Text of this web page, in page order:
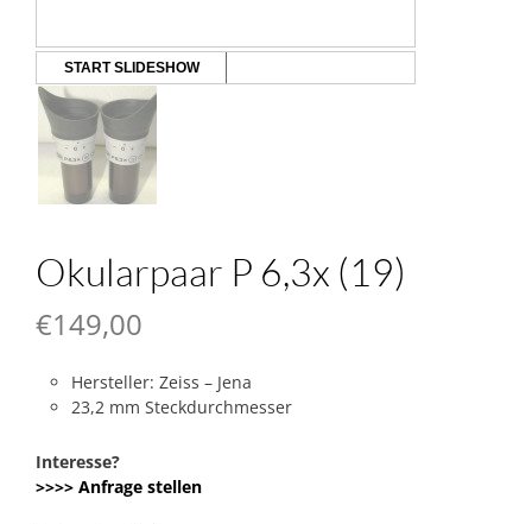
START SLIDESHOW
Okularpaar P 6,3x (19)
€149,00
Hersteller: Zeiss – Jena
23,2 mm Steckdurchmesser
Interesse?
>>>> Anfrage stellen